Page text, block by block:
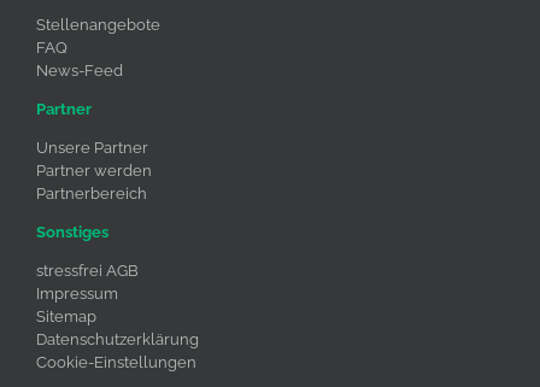
Stellenangebote
FAQ
News-Feed
Partner
Unsere Partner
Partner werden
Partnerbereich
Sonstiges
stressfrei AGB
Impressum
Sitemap
Datenschutzerklärung
Cookie-Einstellungen